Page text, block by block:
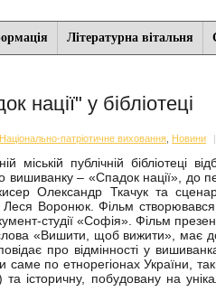
Літературна вітальня
нації" у бібліотеці
Національно-патріотичне виховання Новини |
публічній бібліотеці
– «Спадок нації», до
Олександр Ткачук та
Леся Воронюк. Фільм
студії «Софія». Фільм
«Вишити, щоб вижити», має
про відмінності у
саме по етнорегіонах України,
та історичну, побудовану на